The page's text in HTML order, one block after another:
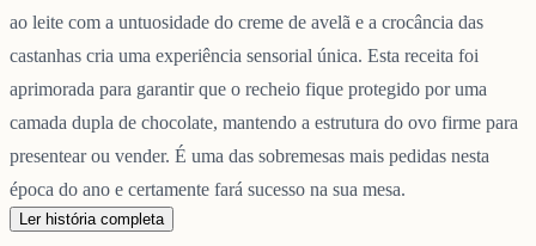
ao leite com a untuosidade do creme de avelã e a crocância das
castanhas cria uma experiência sensorial única. Esta receita foi
aprimorada para garantir que o recheio fique protegido por uma
camada dupla de chocolate, mantendo a estrutura do ovo firme para
presentear ou vender. É uma das sobremesas mais pedidas nesta
época do ano e certamente fará sucesso na sua mesa.
Ler história completa